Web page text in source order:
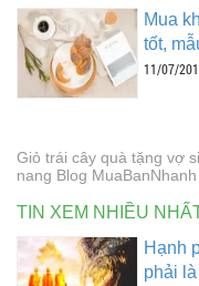
Mua
tốt,
11/07/
Giỏ trái cây quà tặng vợ
nang Blog
TIN XEM NHIỀU
Hạnh
phải